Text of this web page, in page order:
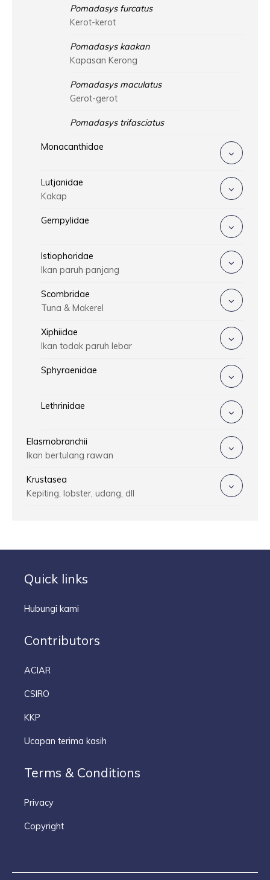
Pomadasys furcatus
Kerot-kerot
Pomadasys kaakan
Kapasan Kerong
Pomadasys maculatus
Gerot-gerot
Pomadasys trifasciatus
Monacanthidae
Lutjanidae
Kakap
Gempylidae
Istiophoridae
Ikan paruh panjang
Scombridae
Tuna & Makerel
Xiphiidae
Ikan todak paruh lebar
Sphyraenidae
Lethrinidae
Elasmobranchii
Ikan bertulang rawan
Krustasea
Kepiting, lobster, udang, dll
Quick links
Hubungi kami
Contributors
ACIAR
CSIRO
KKP
Ucapan terima kasih
Terms & Conditions
Privacy
Copyright